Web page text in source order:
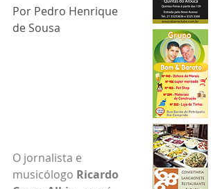
Por Pedro Henrique
de Sousa
O jornalista e
musicólogo Ricardo